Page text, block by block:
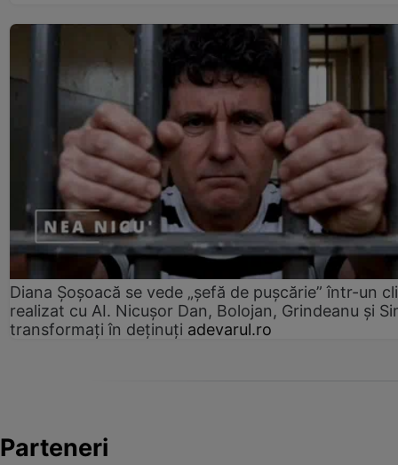
Diana Șoșoacă se vede „șefă de pușcărie” într-un
realizat cu AI. Nicușor Dan, Bolojan, Grindeanu și
transformați în deținuți adevarul.ro
Parteneri